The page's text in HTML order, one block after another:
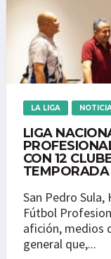
LA LIGA
LIGA
CON 12
TEMPORADA
San Pedro
Fútbol
afición, medios
general que,...